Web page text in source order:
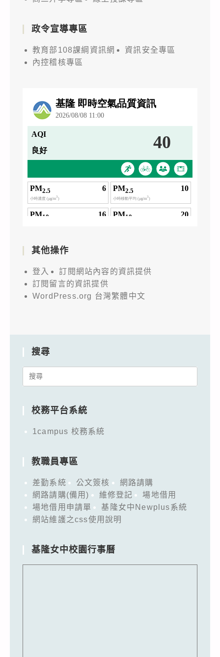
政令宣導專區
教育部108課綱資訊網
資訊安全專區
內控稽核專區
其他操作
登入
訂閱網站內容的資訊提供
訂閱留言的資訊提供
WordPress.org 台灣繁體中文
搜尋
Search
校務平台系統
1campus 校務系統
教職員專區
差勤系統 公文簽核
網路請購
網路請購(備用)
維修登記
場地借用
場地借用申請單
基隆女中Newplus系統
網站維護之css使用說明
基隆女中校園行事曆